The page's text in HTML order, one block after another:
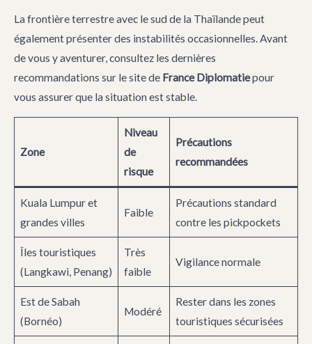
La frontière terrestre avec le sud de la Thaïlande peut
également présenter des instabilités occasionnelles. Avant
de vous y aventurer, consultez les dernières
recommandations sur le site de France Diplomatiepour
vous assurer que la situation est stable.
Zone
Niveau
de
risque
Précautions
recommandées
Kuala Lumpur et
grandes villes
Faible
Précautions standard
contre les pickpockets
Îles touristiques
(Langkawi, Penang)
Très
faible
Vigilance normale
Est de Sabah
(Bornéo)
Modéré
Rester dans les zones
touristiques sécurisées